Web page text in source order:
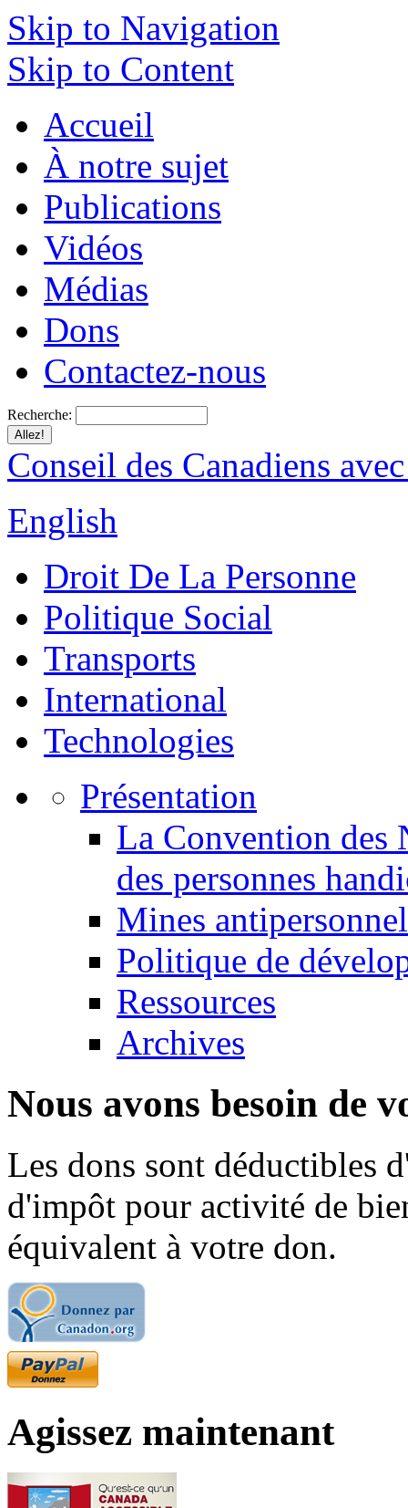
Skip to Navigation
Skip to Content
Accueil
À notre sujet
Publications
Vidéos
Médias
Dons
Contactez-nous
Recherche:
Conseil des Canadiens
English
Droit De La Personne
Politique Social
Transports
International
Technologies
Présentation
La Convention des
des personnes
Mines antipersonnel
Politique de
Ressources
Archives
Nous avons besoin de
Les dons sont déductibles
d'impôt pour activité de
équivalent à votre don.
Agissez maintenant